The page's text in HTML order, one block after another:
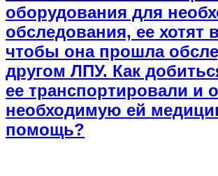
оборудования для
обследования, ее хотят
чтобы она прошла
другом ЛПУ. Как
ее транспортировали и
необходимую ей
помощь?